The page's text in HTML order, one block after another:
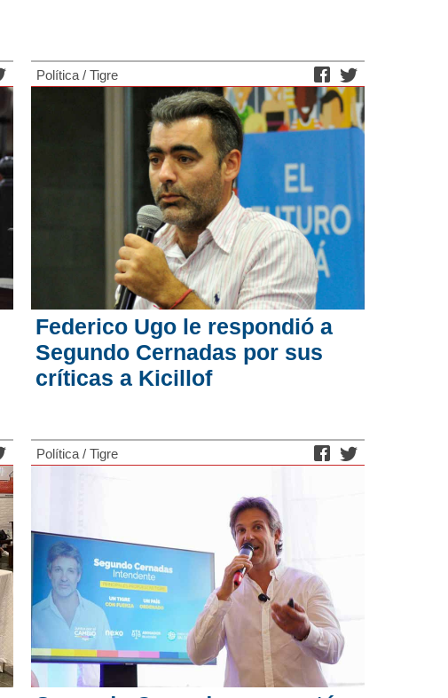
Política / Tigre
Federico Ugo le respondió a
Segundo Cernadas por sus
críticas a Kicillof
Política / Tigre